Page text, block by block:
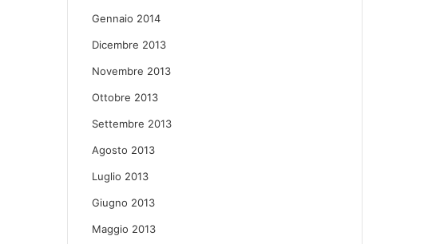
Gennaio 2014
Dicembre 2013
Novembre 2013
Ottobre 2013
Settembre 2013
Agosto 2013
Luglio 2013
Giugno 2013
Maggio 2013